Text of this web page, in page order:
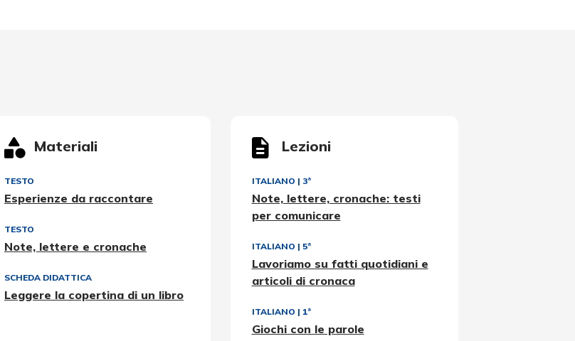
Materiali
TESTO
Esperienze da raccontare
TESTO
Note, lettere e cronache
SCHEDA DIDATTICA
Leggere la copertina di un libro
Lezioni
ITALIANO | 3ª
Note, lettere, cronache: testi
per comunicare
ITALIANO | 5ª
Lavoriamo su fatti quotidiani e
articoli di cronaca
ITALIANO | 1ª
Giochi con le parole